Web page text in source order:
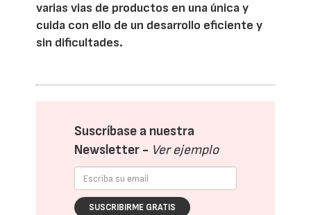
varias vias de productos en una única y
cuida con ello de un desarrollo eficiente y
sin dificultades.
Suscríbase a nuestra
Newsletter - Ver ejemplo
SUSCRIBIRME GRATIS